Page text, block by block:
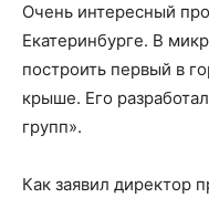
Очень интересный
Екатеринбурге. В
построить первый в
крыше. Его
групп».
Как заявил директор